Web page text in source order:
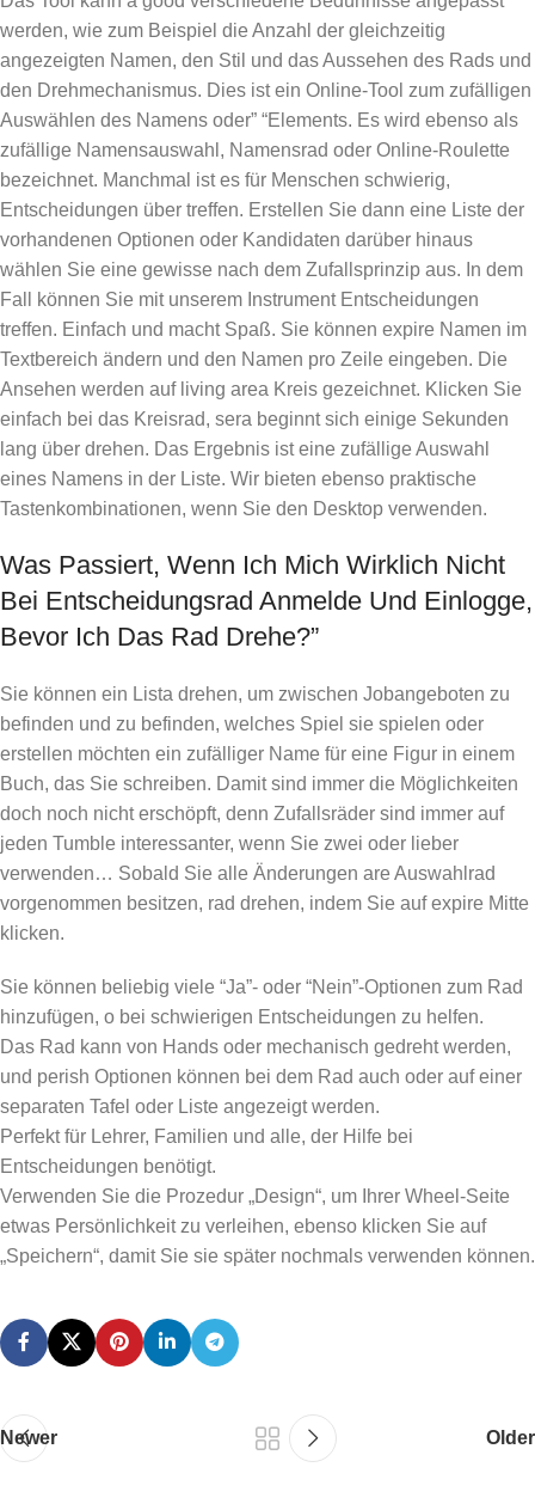
werden, wie zum Beispiel die Anzahl der gleichzeitig
angezeigten Namen, den Stil und das Aussehen des Rads und
den Drehmechanismus. Dies ist ein Online-Tool zum zufälligen
Auswählen des Namens oder” “Elements. Es wird ebenso als
zufällige Namensauswahl, Namensrad oder Online-Roulette
bezeichnet. Manchmal ist es für Menschen schwierig,
Entscheidungen über treffen. Erstellen Sie dann eine Liste der
vorhandenen Optionen oder Kandidaten darüber hinaus
wählen Sie eine gewisse nach dem Zufallsprinzip aus. In dem
Fall können Sie mit unserem Instrument Entscheidungen
treffen. Einfach und macht Spaß. Sie können expire Namen im
Textbereich ändern und den Namen pro Zeile eingeben. Die
Ansehen werden auf living area Kreis gezeichnet. Klicken Sie
einfach bei das Kreisrad, sera beginnt sich einige Sekunden
lang über drehen. Das Ergebnis ist eine zufällige Auswahl
eines Namens in der Liste. Wir bieten ebenso praktische
Tastenkombinationen, wenn Sie den Desktop verwenden.
Was Passiert, Wenn Ich Mich Wirklich Nicht
Bei Entscheidungsrad Anmelde Und Einlogge,
Bevor Ich Das Rad Drehe?”
Sie können ein Lista drehen, um zwischen Jobangeboten zu
befinden und zu befinden, welches Spiel sie spielen oder
erstellen möchten ein zufälliger Name für eine Figur in einem
Buch, das Sie schreiben. Damit sind immer die Möglichkeiten
doch noch nicht erschöpft, denn Zufallsräder sind immer auf
jeden Tumble interessanter, wenn Sie zwei oder lieber
verwenden… Sobald Sie alle Änderungen are Auswahlrad
vorgenommen besitzen, rad drehen, indem Sie auf expire Mitte
klicken.
Sie können beliebig viele “Ja”- oder “Nein”-Optionen zum Rad
hinzufügen, o bei schwierigen Entscheidungen zu helfen.
Das Rad kann von Hands oder mechanisch gedreht werden,
und perish Optionen können bei dem Rad auch oder auf einer
separaten Tafel oder Liste angezeigt werden.
Perfekt für Lehrer, Familien und alle, der Hilfe bei
Entscheidungen benötigt.
Verwenden Sie die Prozedur „Design“, um Ihrer Wheel-Seite
etwas Persönlichkeit zu verleihen, ebenso klicken Sie auf
„Speichern“, damit Sie sie später nochmals verwenden können.
Newer Older